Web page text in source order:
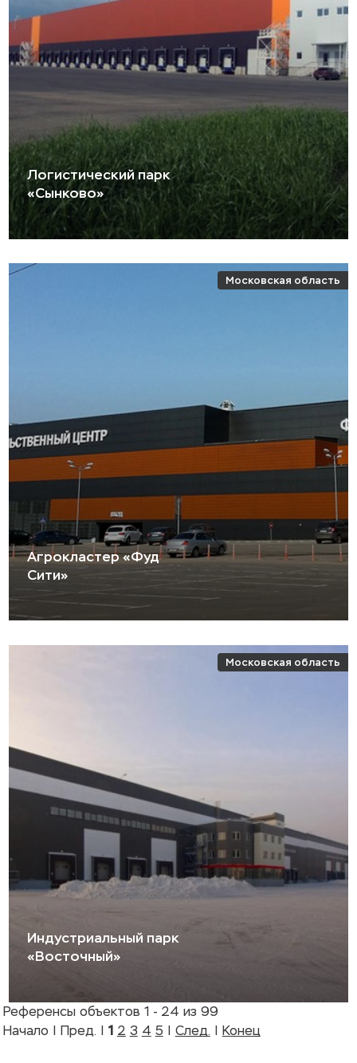
Логистический парк
«Сынково»
Московская область
Агрокластер «Фуд
Сити»
Московская область
Индустриальный парк
«Восточный»
Референсы объектов 1 - 24 из 99
Начало | Пред. | 1 2 3 4 5 | След. | Конец